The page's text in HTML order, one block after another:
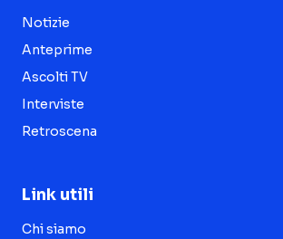
Notizie
Anteprime
Ascolti TV
Interviste
Retroscena
Link utili
Chi siamo